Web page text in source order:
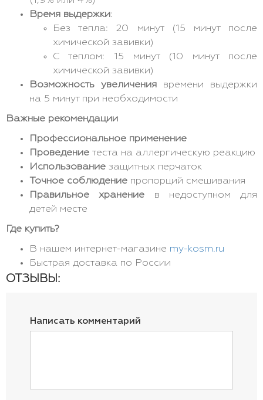
Время выдержки:
Без тепла: 20 минут (15 минут после
химической завивки)
С теплом: 15 минут (10 минут после
химической завивки)
Возможность увеличения времени выдержки
на 5 минут при необходимости
Важные рекомендации
Профессиональное применение
Проведение теста на аллергическую реакцию
Использование защитных перчаток
Точное соблюдение пропорций смешивания
Правильное хранение в недоступном для
детей месте
Где купить?
В нашем интернет-магазине my-kosm.ru
Быстрая доставка по России
ОТЗЫВЫ:
Написать комментарий